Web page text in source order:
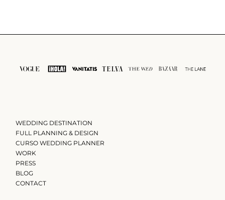
WEDDING DESTINATION
FULL PLANNING & DESIGN
CURSO WEDDING PLANNER
WORK
PRESS
BLOG
CONTACT